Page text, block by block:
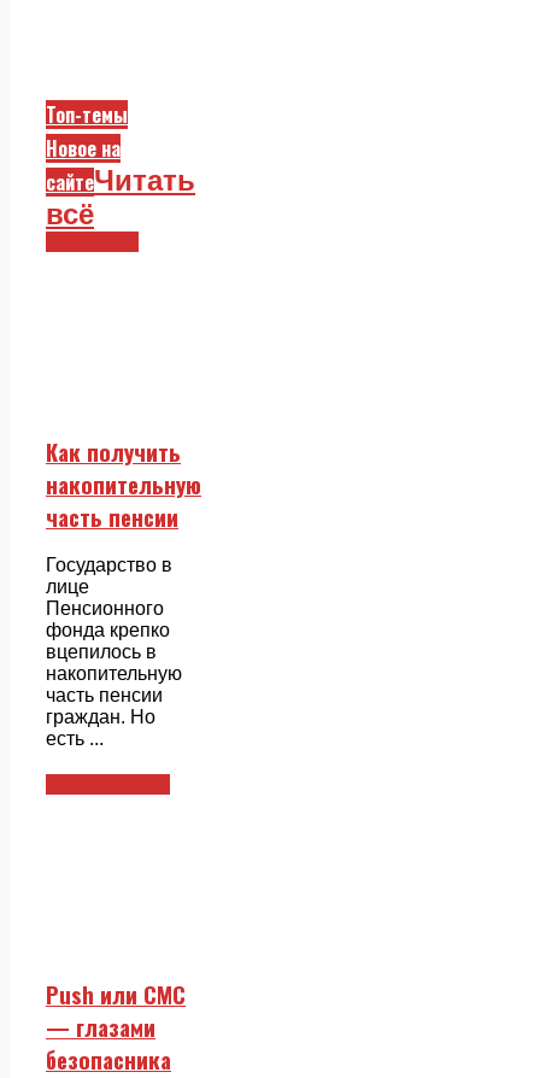
Топ-темы
Новое на
сайтеЧитать
всё
Как получить
накопительную
часть пенсии
Государство в
лице
Пенсионного
фонда крепко
вцепилось в
накопительную
часть пенсии
граждан. Но
есть ...
Push или СМС
— глазами
безопасника